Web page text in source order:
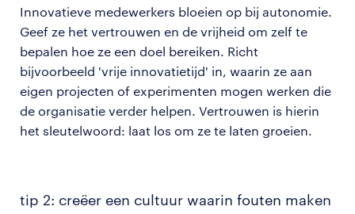
Innovatieve medewerkers bloeien op bij autonomie.
Geef ze het vertrouwen en de vrijheid om zelf te
bepalen hoe ze een doel bereiken. Richt
bijvoorbeeld 'vrije innovatietijd' in, waarin ze aan
eigen projecten of experimenten mogen werken die
de organisatie verder helpen. Vertrouwen is hierin
het sleutelwoord: laat los om ze te laten groeien.
tip 2: creëer een cultuur waarin fouten maken